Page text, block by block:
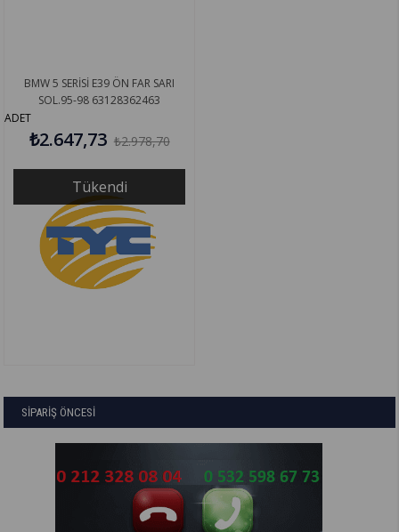
Tükendi
BMW 5 SERİSİ E39 ÖN FAR SARI
SOL.95-98 63128362463
ADET
₺2.647,73 ₺2.978,70
SİPARİŞ ÖNCESİ